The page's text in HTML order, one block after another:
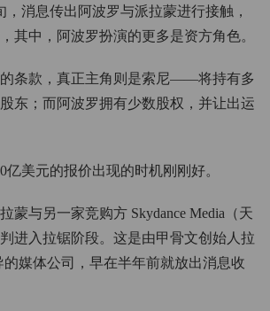
，消息传出阿波罗与派拉蒙进行接触，
其中，阿波罗扮演的更多是资方角色。
条款，真正主角则是索尼——将持有多
东；而阿波罗拥有少数股权，并让出运
亿美元的报价出现的时机刚刚好。
蒙与另一家竞购方 Skydance Media（天
进入拉锯阶段。这是由甲骨文创始人拉
的媒体公司，早在半年前就放出消息收